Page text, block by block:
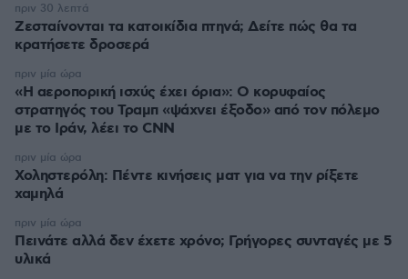
Ζεσταίνονται τα κατοικίδια πτηνά; Δείτε πώς θα τα
κρατήσετε δροσερά
πριν 30 λεπτά
«Η αεροπορική ισχύς έχει όρια»: Ο κορυφαίος
στρατηγός του Τραμπ «ψάχνει έξοδο» από τον πόλεμο
με το Ιράν, λέει το CNN
πριν μία ώρα
Χοληστερόλη: Πέντε κινήσεις ματ για να την ρίξετε
χαμηλά
πριν μία ώρα
Πεινάτε αλλά δεν έχετε χρόνο; Γρήγορες συνταγές με 5
υλικά
πριν μία ώρα